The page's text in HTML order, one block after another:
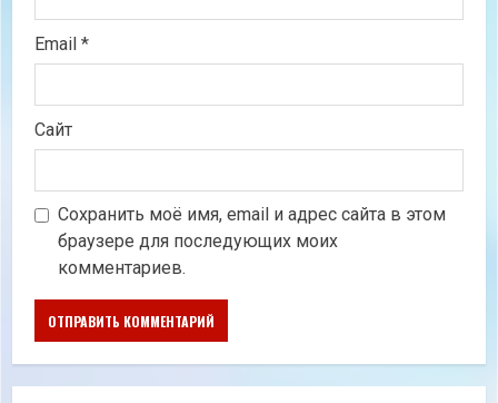
Email *
Сайт
Сохранить моё имя, email и адрес сайта в этом
браузере для последующих моих
комментариев.